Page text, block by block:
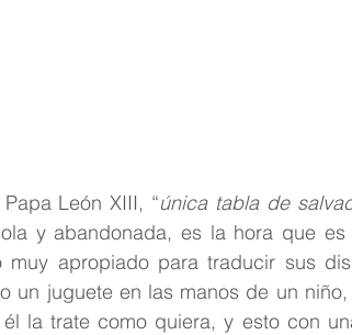
León XIII, “única tabla de
y abandonada, es la hora que es
apropiado para traducir sus
un juguete en las manos de un niño,
la trate como quiera, y esto con